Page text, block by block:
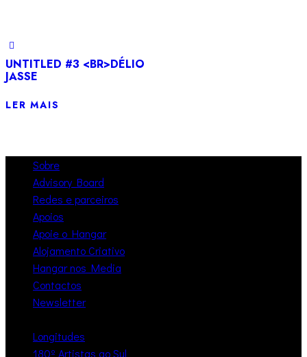
UNTITLED #3 <BR>DÉLIO
JASSE
LER MAIS
Sobre
Advisory Board
Redes e parceiros
Apoios
Apoie o Hangar
Alojamento Criativo
Hangar nos Media
Contactos
Newsletter
Longitudes
180º Artistas ao Sul